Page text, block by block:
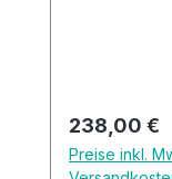
Durch den
3D-
Regulärer
238,00 €
Preise inkl.